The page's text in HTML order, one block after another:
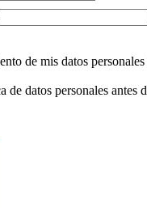
de mis datos personales
de datos personales antes